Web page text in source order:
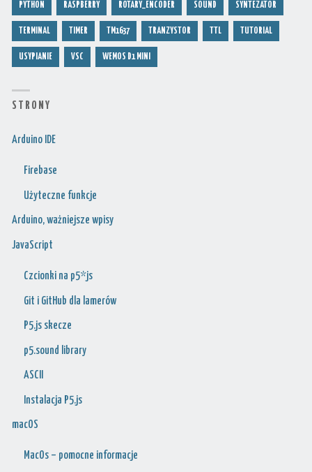
PYTHON RASPBERRY ROTARY_ENCODER SOUND SYNTEZATOR
TERMINAL TIMER TM1637 TRANZYSTOR TTL TUTORIAL
USYPIANIE VSC WEMOS D1 MINI
S T R O N Y
Arduino IDE
Firebase
Użyteczne funkcje
Arduino, ważniejsze wpisy
JavaScript
Czcionki na p5*js
Git i GitHub dla lamerów
P5.js skecze
p5.sound library
ASCII
Instalacja P5.js
macOS
MacOs – pomocne informacje